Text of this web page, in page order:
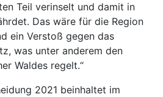
Teil verinselt und damit in
Das wäre für die Region
ein Verstoß gegen das
was unter anderem den
Waldes regelt.“
2021 beinhaltet im